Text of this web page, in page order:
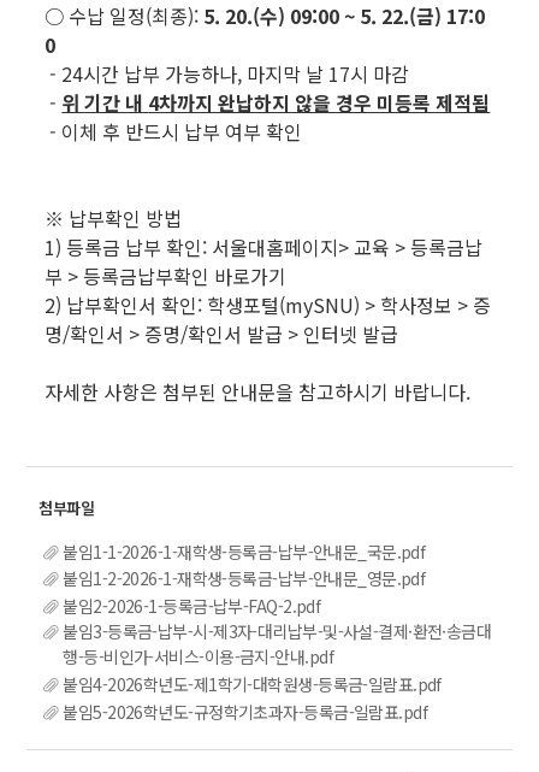
○ 수납 일정(최종): 5. 20.(수) 09:00 ~ 5. 22.(금) 17:0
0
- 24시간 납부 가능하나, 마지막 날 17시 마감
- 위 기간 내 4차까지 완납하지 않을 경우 미등록 제적됨
- 이체 후 반드시 납부 여부 확인
※ 납부확인 방법
1) 등록금 납부 확인: 서울대홈페이지> 교육 > 등록금납
부 > 등록금납부확인 바로가기
2) 납부확인서 확인: 학생포털(mySNU) > 학사정보 > 증
명/확인서 > 증명/확인서 발급 > 인터넷 발급
자세한 사항은 첨부된 안내문을 참고하시기 바랍니다.
붙임1-1-2026-1-재학생-등록금-납부-안내문_국문.pdf
붙임1-2-2026-1-재학생-등록금-납부-안내문_영문.pdf
붙임2-2026-1-등록금-납부-FAQ-2.pdf
붙임3-등록금-납부-시-제3자-대리납부-및-사설-결제·환전·송금대
행-등-비인가-서비스-이용-금지-안내.pdf
붙임4-2026학년도-제1학기-대학원생-등록금-일람표.pdf
붙임5-2026학년도-규정학기초과자-등록금-일람표.pdf